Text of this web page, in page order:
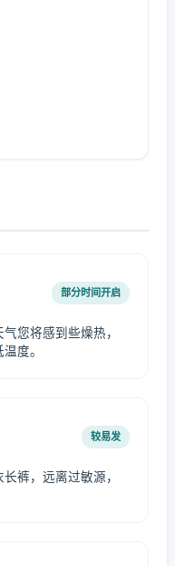
部分时间开启
您将感到些燥热，
度。
较易发
裤，远离过敏源，